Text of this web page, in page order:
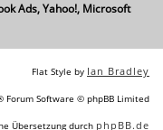
Ads, Yahoo!, Microsoft
Flat Style by Ian Bradley
Forum Software © phpBB Limited
Übersetzung durch phpBB.de